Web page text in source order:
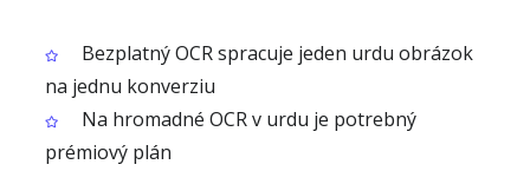
Bezplatný OCR spracuje jeden urdu obrázok
na jednu konverziu
Na hromadné OCR v urdu je potrebný
prémiový plán